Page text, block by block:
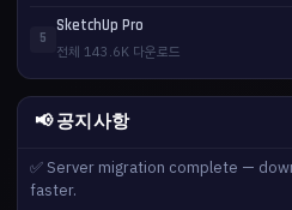
5
SketchUp Pro
전체 143.6K 다운로드
📢 공지사항
✅ Server migration complete —
faster.